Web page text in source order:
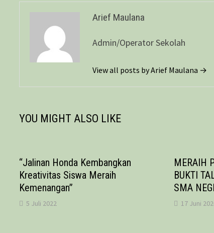
Arief Maulana
Admin/Operator Sekolah
View all posts by Arief Maulana →
YOU MIGHT ALSO LIKE
“Jalinan Honda Kembangkan
Kreativitas Siswa Meraih
Kemenangan”
5 Juli 2022
MERAIH
BUKTI
SMA
17 Juni